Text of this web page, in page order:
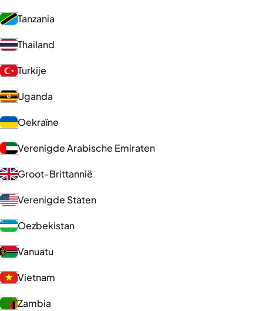
Tanzania
Thailand
Turkije
Uganda
Oekraïne
Verenigde Arabische Emiraten
Groot-Brittannië
Verenigde Staten
Oezbekistan
Vanuatu
Vietnam
Zambia